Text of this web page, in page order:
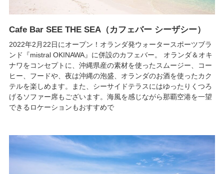
Cafe Bar SEE THE SEA（カフェバー シーザシー）
2022年2月22日にオープン！オランダ発ウォータースポーツブラ
ンド『mistral OKINAWA』に併設のカフェバー。 オランダ＆オキ
ナワをコンセプトに、沖縄県産の素材を使ったスムージー、コー
ヒー、フードや、夜は沖縄の泡盛、オランダのお酒を使ったカク
テルを楽しめます。また、シーサイドテラスにはゆったりくつろ
げるソファー席もございます。海風を感じながら那覇空港を一望
できるロケーションもおすすめで